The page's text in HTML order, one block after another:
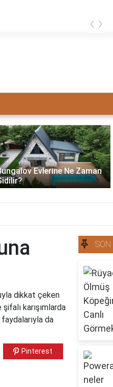
‹ ›
Evlerine Ne Zaman
dikkat çeken
karışımlarda
da
Pinterest